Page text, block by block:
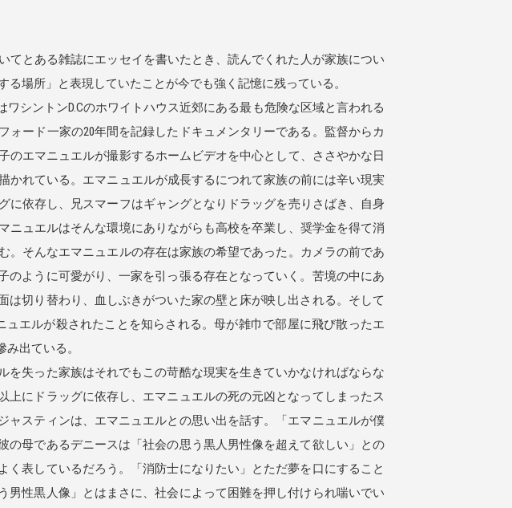
てとある雑誌にエッセイを書いたとき、読んでくれた人が家族につい
る場所」と表現していたことが今でも強く記憶に残っている。
ワシントンD.Cのホワイトハウス近郊にある最も危険な区域と言われる
ォード一家の20年間を記録したドキュメンタリーである。監督からカ
のエマニュエルが撮影するホームビデオを中心として、ささやかな日
かれている。エマニュエルが成長するにつれて家族の前には辛い現実
に依存し、兄スマーフはギャングとなりドラッグを売りさばき、自身
ニュエルはそんな環境にありながらも高校を卒業し、奨学金を得て消
。そんなエマニュエルの存在は家族の希望であった。カメラの前であ
ように可愛がり、一家を引っ張る存在となっていく。苦境の中にあ
切り替わり、血しぶきがついた家の壁と床が映し出される。そして
エルが殺されたことを知らされる。母が雑巾で部屋に飛び散ったエ
出ている。
失った家族はそれでもこの苛酷な現実を生きていかなければならな
にドラッグに依存し、エマニュエルの死の元凶となってしまったス
スティンは、エマニュエルとの思い出を話す。「エマニュエルが僕
母であるデニースは「社会の思う黒人男性像を超えて欲しい」との
表しているだろう。「消防士になりたい」とただ夢を口にすること
性黒人像」とはまさに、社会によって困難を押し付けられ喘いでい